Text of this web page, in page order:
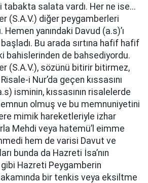
tabakta salata vardı. Her ne ise...
(S.A.V.) diğer peygamberleri
yanındaki Davud (a.s)’ı
Bu arada sırtına hafif hafif
bahislerinden de bahsediyordu.
(S.A.V.), sözünü bitirir bitirmez,
i Nur’da geçen kıssasını
isminin, kıssasının risalelerde
olmuş ve bu memnuniyetini
mimik hareketleriyle izhar
Mehdi veya hatemü’l eimme
hem de varisi Davut ve
bunda da Hazreti İsa’nın
Hazreti Peygamberin
bir tenkis veya eksiltme